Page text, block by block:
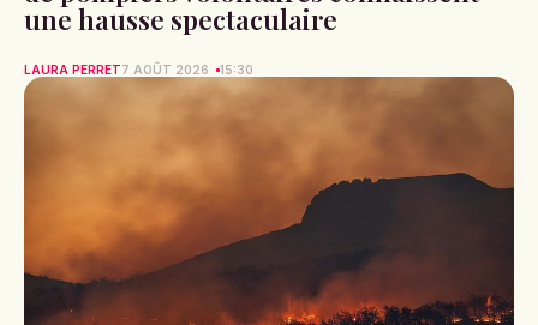
une hausse spectaculaire
LAURA PERRET7 AOÛT 2026 15:30